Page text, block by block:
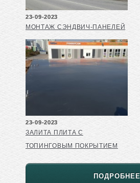
23-09-2023
МОНТАЖ СЭНДВИЧ-ПАНЕЛЕЙ
23-09-2023
ЗАЛИТА ПЛИТА С
ТОПИНГОВЫМ ПОКРЫТИЕМ
ПОДРОБНЕЕ